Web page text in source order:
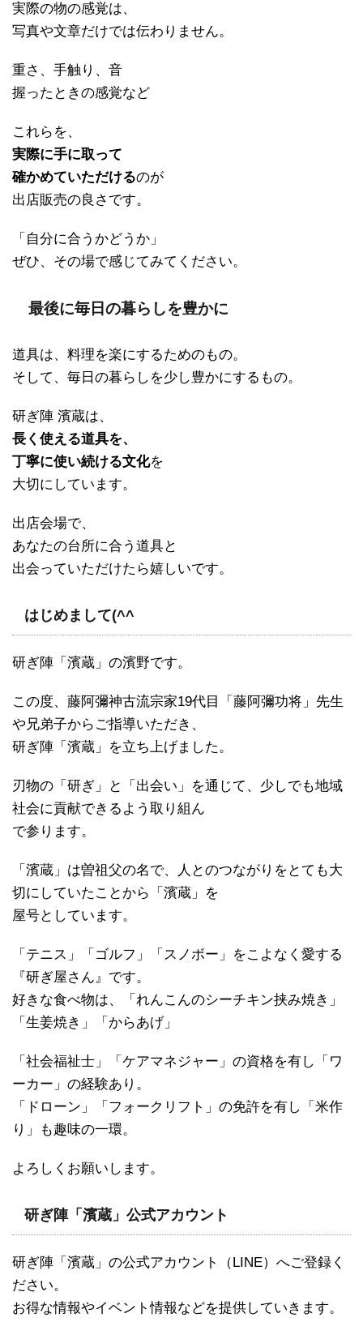
実際の物の感覚は、
写真や文章だけでは伝わりません。
重さ、手触り、音
握ったときの感覚など
これらを、
実際に手に取って
確かめていただけるのが
出店販売の良さです。
「自分に合うかどうか」
ぜひ、その場で感じてみてください。
最後に毎日の暮らしを豊かに
道具は、料理を楽にするためのもの。
そして、毎日の暮らしを少し豊かにするもの。
研ぎ陣 濱蔵は、
長く使える道具を、
丁寧に使い続ける文化を
大切にしています。
出店会場で、
あなたの台所に合う道具と
出会っていただけたら嬉しいです。
はじめまして(^^ゞ
研ぎ陣「濱蔵」の濱野です。
この度、藤阿彌神古流宗家19代目「藤阿彌功将」先生
や兄弟子からご指導いただき、
研ぎ陣「濱蔵」を立ち上げました。
刃物の「研ぎ」と「出会い」を通じて、少しでも地域
社会に貢献できるよう取り組ん
で参ります。
「濱蔵」は曽祖父の名で、人とのつながりをとても大
切にしていたことから「濱蔵」を
屋号としています。
「テニス」「ゴルフ」「スノボー」をこよなく愛する
『研ぎ屋さん』です。
好きな食べ物は、「れんこんのシーチキン挟み焼き」
「生姜焼き」「からあげ」
「社会福祉士」「ケアマネジャー」の資格を有し「ワ
ーカー」の経験あり。
「ドローン」「フォークリフト」の免許を有し「米作
り」も趣味の一環。
よろしくお願いします。
研ぎ陣「濱蔵」公式アカウント
研ぎ陣「濱蔵」の公式アカウント（LINE）へご登録く
ださい。
お得な情報やイベント情報などを提供していきます。